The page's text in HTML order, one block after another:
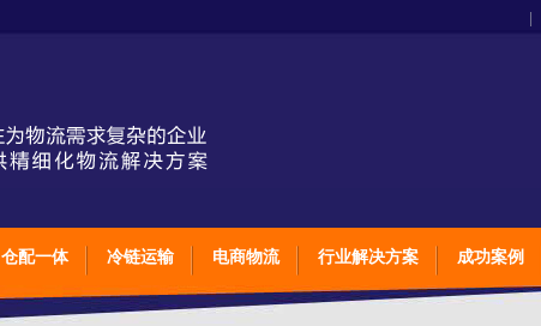
仓配一体 冷链运输 电商物流 行业解决方案 成功案例